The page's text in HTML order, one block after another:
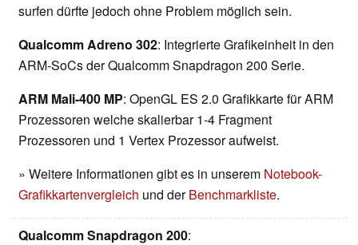
surfen dürfte jedoch ohne Problem möglich sein.
Qualcomm Adreno 302: Integrierte Grafikeinheit in den
ARM-SoCs der Qualcomm Snapdragon 200 Serie.
ARM Mali-400 MP: OpenGL ES 2.0 Grafikkarte für ARM
Prozessoren welche skalierbar 1-4 Fragment
Prozessoren und 1 Vertex Prozessor aufweist.
» Weitere Informationen gibt es in unserem Notebook-
Grafikkartenvergleich und derBenchmarkliste.
Qualcomm Snapdragon 200: